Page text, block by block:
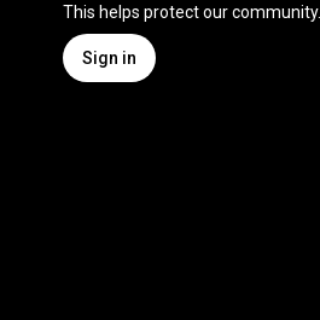
This helps protect our community.
Sign in